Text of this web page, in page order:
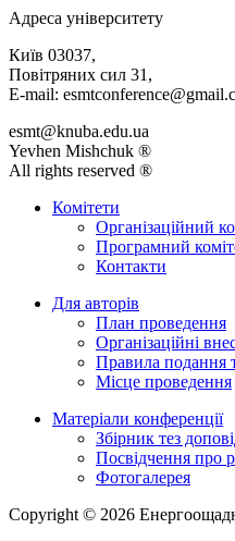
Адреса університету
Київ 03037,
Повітряних сил 31,
E-mail:
esmt@knuba.edu.ua
Yevhen Mishchuk ®
All rights reserved ®
Комітети
Організаційний
Програмний
Контакти
Для авторів
План проведення
Організаційні
Правила подання
Місце проведення
Матеріали конференції
Збірник тез
Посвідчення про
Фотогалерея
Copyright © 2026